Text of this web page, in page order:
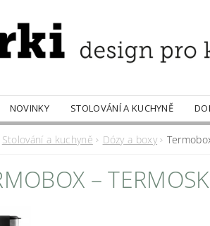
NOVINKY STOLOVÁNÍ A KUCHYNĚ
ZNAČKY
DOBROTY
Stolování a kuchyně Dózy a boxy
–